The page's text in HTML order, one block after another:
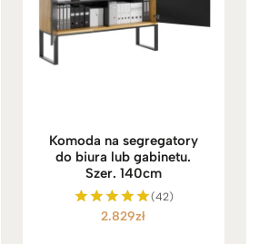
Komoda na segregatory
do biura lub gabinetu.
Szer. 140cm
Oceniono
(42)
2.829zł